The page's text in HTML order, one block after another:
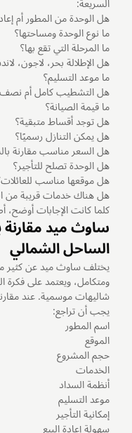
هل الوحدة من المطور أم
ما نوع الوحدة ومساحتها؟
ما المرحلة التي تقع بها؟
هل الإطلالة بحر، لاجون،
ما موعد التسليم؟
هل التشطيب كامل أم
ما قيمة الصيانة؟
هل توجد أقساط متبقية؟
هل يمكن التنازل رسميًا؟
هل السعر مناسب مقارنة
هل الوحدة تصلح للتأجير؟
هل موقعها مناسب
هل هناك خدمات قريبة من
كلما كانت الإجابات أوضح،
ساوث ميد
الساحل الشمالي
يختلف ساوث ميد عن كثير
ومتكامل، ويعتمد على فكرة
شاليهات موسمية. عند
يجب أن تراجع:
اسم المطور
الموقع
حجم المشروع
الخدمات
أنظمة السداد
موعد التسليم
إمكانية التأجير